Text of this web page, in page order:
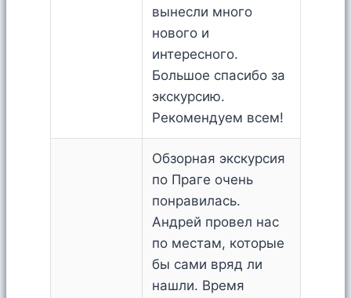
вынесли много
нового и
интересного.
Большое спасибо за
экскурсию.
Рекомендуем всем!
Обзорная экскурсия
по Праге очень
понравилась.
Андрей провел нас
по местам, которые
бы сами вряд ли
нашли. Время